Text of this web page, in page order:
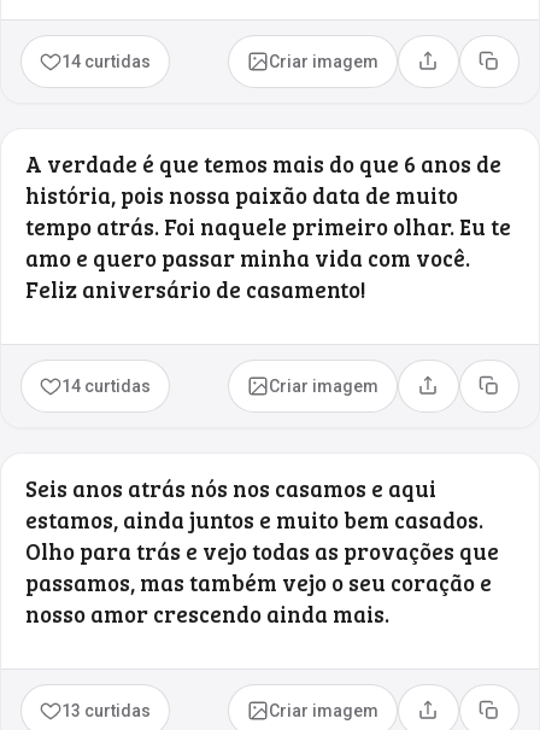
14 curtidas Criar imagem Compartilhar
Copiar
A verdade é que temos mais do que 6 anos de
história, pois nossa paixão data de muito
tempo atrás. Foi naquele primeiro olhar. Eu te
amo e quero passar minha vida com você.
Feliz aniversário de casamento!
14 curtidas Criar imagem Compartilhar
Copiar
Seis anos atrás nós nos casamos e aqui
estamos, ainda juntos e muito bem casados.
Olho para trás e vejo todas as provações que
passamos, mas também vejo o seu coração e
nosso amor crescendo ainda mais.
13 curtidas Criar imagem Compartilhar
Copiar